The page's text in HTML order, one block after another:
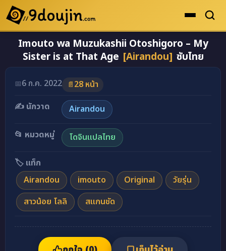
ดูเยอะสุด
คะแนนเยอะสุด
ระดับตำนาน
ยอดนิยม
เรื่องที่เก็บไว้
Imouto wa Muzukashii Otoshigoro – My
Sister is at That Age [Airandou] ซับไทย
📅6 ก.ค. 2022 📄28 หน้า
✍️ นักวาด
Airandou
📂 หมวดหมู่ โดจินแปลไทย
🏷️ แท็ก
Airandou
imouto Original
วัยรุ่น
สาวน้อย โลลิ
สแกนชัด